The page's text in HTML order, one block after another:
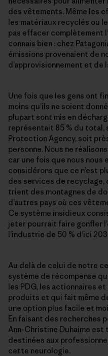
des vêtements. Même les
les matériaux recyclés ou
pas effacer complètement
connais bien : chez
émissions provenaient de
d’approvisionnement et
Une fois que les gens ont
moins qu’ils ne soient
plupart sont mis en
représentait 85 % du total,
Protection Agency, soit
personne. Nous ne
car une fois que nous nous
considérons que ce n’est
des services de recyclage,
trient des montagnes de
d’autres pays où ces
Ce système insidieux
jeter pourrait faire gonfler
l’industrie de 50 % d’ici
Au delà de celui de notre
système de récompense
les PDG, les actionnaires
produits et qui fait même
une option plus facile et
En faisant des recherches
Ann-Christine Duhaime est
destinées aux
cette neurologie.